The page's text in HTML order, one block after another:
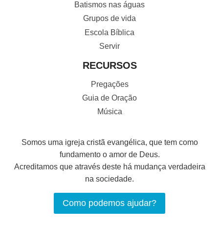
Batismos nas águas
Grupos de vida
Escola Bíblica
Servir
RECURSOS
Pregações
Guia de Oração
Música
Somos uma igreja cristã evangélica, que tem como
fundamento o amor de Deus.
Acreditamos que através deste há mudança verdadeira
na sociedade.
Como podemos ajudar?